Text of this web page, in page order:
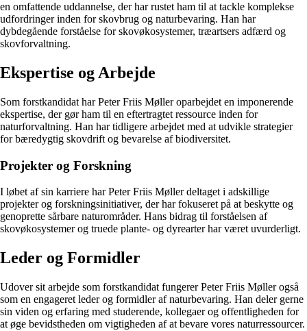
en omfattende uddannelse, der har rustet ham til at tackle komplekse
udfordringer inden for skovbrug og naturbevaring. Han har
dybdegående forståelse for skovøkosystemer, træartsers adfærd og
skovforvaltning.
Ekspertise og Arbejde
Som forstkandidat har Peter Friis Møller oparbejdet en imponerende
ekspertise, der gør ham til en eftertragtet ressource inden for
naturforvaltning. Han har tidligere arbejdet med at udvikle strategier
for bæredygtig skovdrift og bevarelse af biodiversitet.
Projekter og Forskning
I løbet af sin karriere har Peter Friis Møller deltaget i adskillige
projekter og forskningsinitiativer, der har fokuseret på at beskytte og
genoprette sårbare naturområder. Hans bidrag til forståelsen af
skovøkosystemer og truede plante- og dyrearter har været uvurderligt.
Leder og Formidler
Udover sit arbejde som forstkandidat fungerer Peter Friis Møller også
som en engageret leder og formidler af naturbevaring. Han deler gerne
sin viden og erfaring med studerende, kollegaer og offentligheden for
at øge bevidstheden om vigtigheden af at bevare vores naturressourcer.